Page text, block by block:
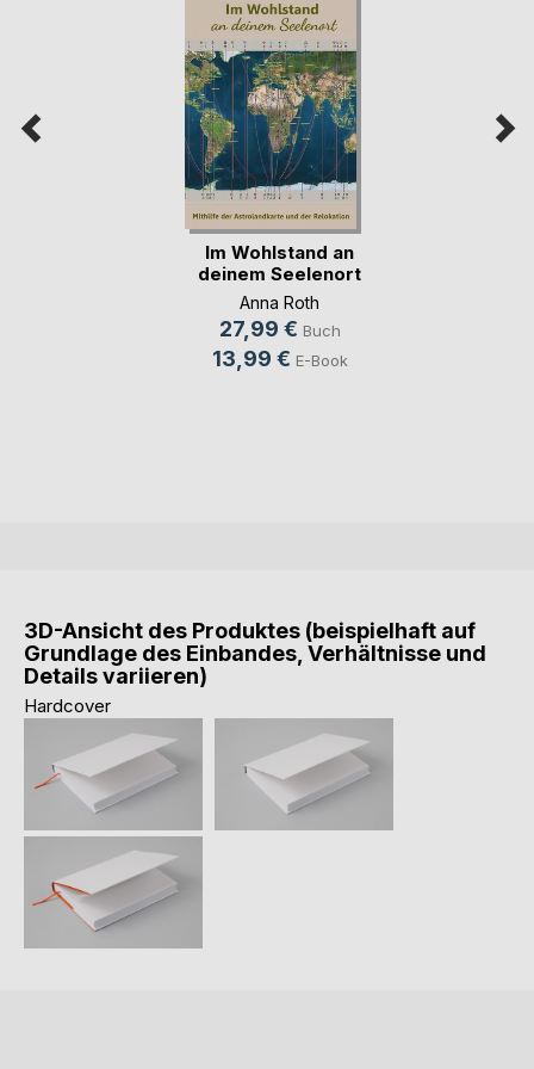
Im Wohlstand an
deinem Seelenort
Anna Roth
27,99 € Buch
13,99 € E-Book
3D-Ansicht des Produktes (beispielhaft auf
Grundlage des Einbandes, Verhältnisse und
Details variieren)
Hardcover